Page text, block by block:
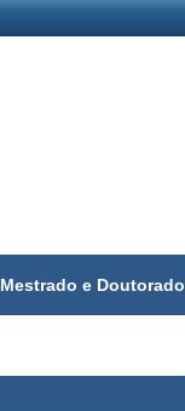
Mestrado e Doutorado